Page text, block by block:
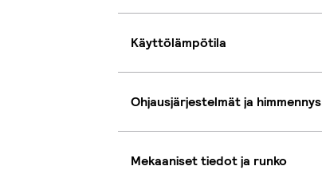
Käyttölämpötila
Ohjausjärjestelmät ja himmennys
Mekaaniset tiedot ja runko